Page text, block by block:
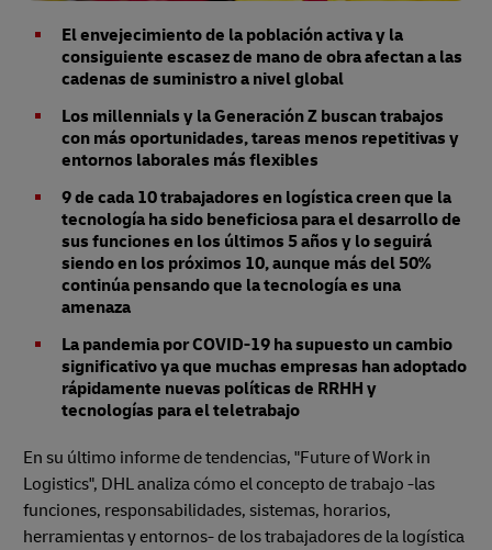
El envejecimiento de la población activa y la
consiguiente escasez de mano de obra afectan a las
cadenas de suministro a nivel global
Los millennials y la Generación Z buscan trabajos
con más oportunidades, tareas menos repetitivas y
entornos laborales más flexibles
9 de cada 10 trabajadores en logística creen que la
tecnología ha sido beneficiosa para el desarrollo de
sus funciones en los últimos 5 años y lo seguirá
siendo en los próximos 10, aunque más del 50%
continúa pensando que la tecnología es una
amenaza
La pandemia por COVID-19 ha supuesto un cambio
significativo ya que muchas empresas han adoptado
rápidamente nuevas políticas de RRHH y
tecnologías para el teletrabajo
En su último informe de tendencias, "Future of Work in
Logistics", DHL analiza cómo el concepto de trabajo -las
funciones, responsabilidades, sistemas, horarios,
herramientas y entornos- de los trabajadores de la logística